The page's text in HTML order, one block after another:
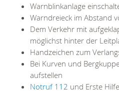
Warnblinkanlage
Warndreieck im Abstand
Dem Verkehr mit
möglichst hinter der
Handzeichen zum
Bei Kurven und
aufstellen
Notruf 112 und Erste